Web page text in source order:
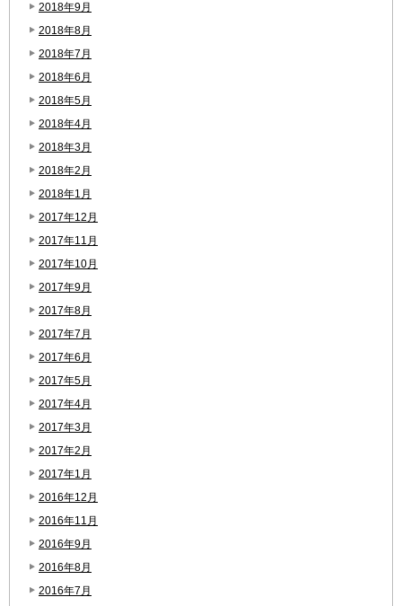
2018年9月
2018年8月
2018年7月
2018年6月
2018年5月
2018年4月
2018年3月
2018年2月
2018年1月
2017年12月
2017年11月
2017年10月
2017年9月
2017年8月
2017年7月
2017年6月
2017年5月
2017年4月
2017年3月
2017年2月
2017年1月
2016年12月
2016年11月
2016年9月
2016年8月
2016年7月